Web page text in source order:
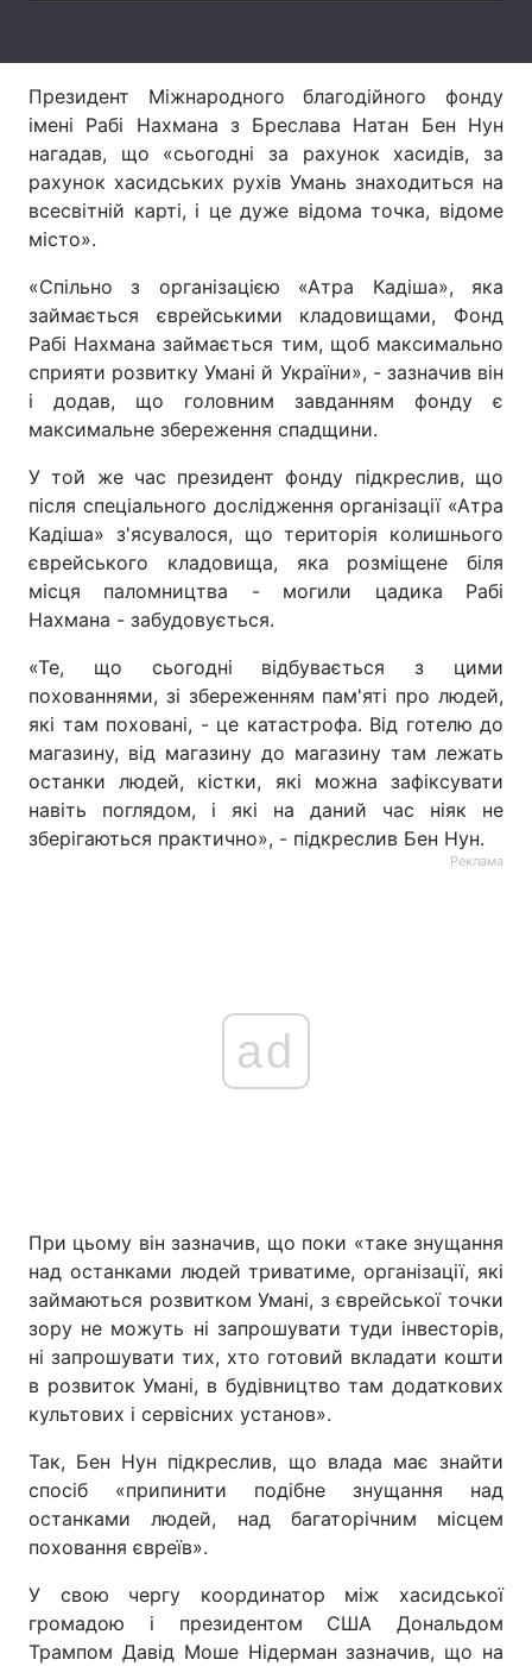
Екологія Регіони
Лонгріди
Відео з Youtube Статті
Архів Вакансії
Контакти
Послуги
Тема оформлення
Президент Міжнародного благодійного фонду
імені Рабі Нахмана з Бреслава Натан Бен Нун
нагадав, що «сьогодні за рахунок хасидів, за
рахунок хасидських рухів Умань знаходиться на
всесвітній карті, і це дуже відома точка, відоме
місто».
«Спільно з організацією «Атра Кадіша», яка
займається єврейськими кладовищами, Фонд
Рабі Нахмана займається тим, щоб максимально
сприяти розвитку Умані й України», - зазначив він
і додав, що головним завданням фонду є
максимальне збереження спадщини.
У той же час президент фонду підкреслив, що
після спеціального дослідження організації «Атра
Кадіша» з'ясувалося, що територія колишнього
єврейського кладовища, яка розміщене біля
місця паломництва - могили цадика Рабі
Нахмана - забудовується.
«Те, що сьогодні відбувається з цими
похованнями, зі збереженням пам'яті про людей,
які там поховані, - це катастрофа. Від готелю до
магазину, від магазину до магазину там лежать
останки людей, кістки, які можна зафіксувати
навіть поглядом, і які на даний час ніяк не
зберігаються практично», - підкреслив Бен Нун.
Реклама
ad
При цьому він зазначив, що поки «таке знущання
над останками людей триватиме, організації, які
займаються розвитком Умані, з єврейської точки
зору не можуть ні запрошувати туди інвесторів,
ні запрошувати тих, хто готовий вкладати кошти
в розвиток Умані, в будівництво там додаткових
культових і сервісних установ».
Так, Бен Нун підкреслив, що влада має знайти
спосіб «припинити подібне знущання над
останками людей, над багаторічним місцем
поховання євреїв».
У свою чергу координатор між хасидської
громадою і президентом США Дональдом
Трампом Давід Моше Нідерман зазначив, що на